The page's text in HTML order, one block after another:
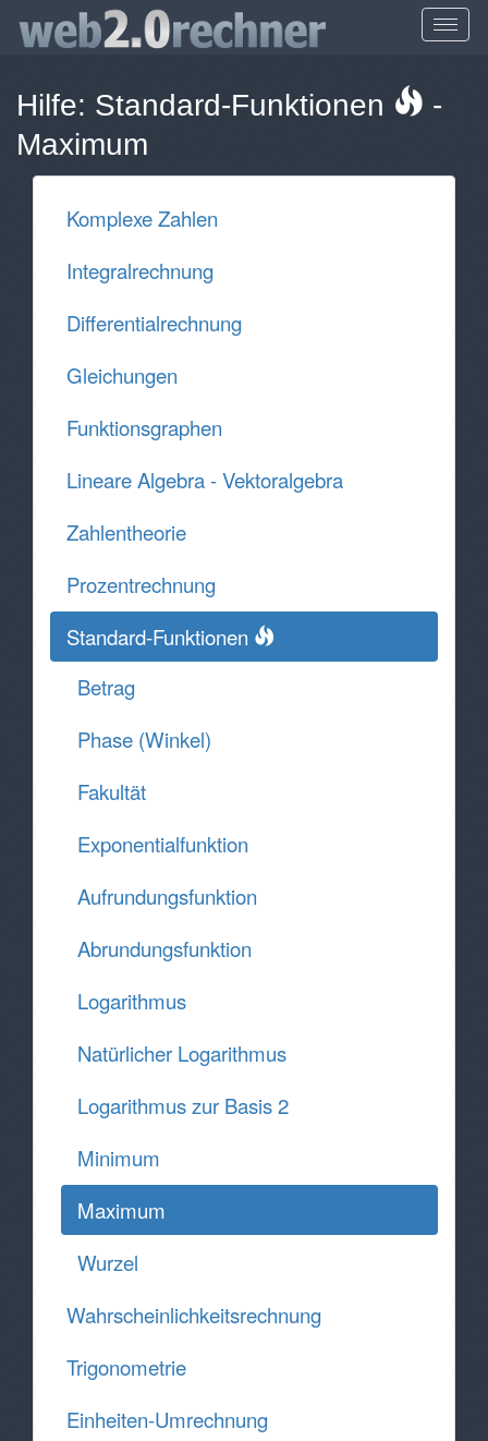
Hilfe: Standard-Funktionen
-
Maximum
Komplexe Zahlen
Integralrechnung
Differentialrechnung
Gleichungen
Funktionsgraphen
Lineare Algebra - Vektoralgebra
Zahlentheorie
Prozentrechnung
Standard-Funktionen
Betrag
Phase (Winkel)
Fakultät
Exponentialfunktion
Aufrundungsfunktion
Abrundungsfunktion
Logarithmus
Natürlicher Logarithmus
Logarithmus zur Basis 2
Minimum
Maximum
Wurzel
Wahrscheinlichkeitsrechnung
Trigonometrie
Einheiten-Umrechnung